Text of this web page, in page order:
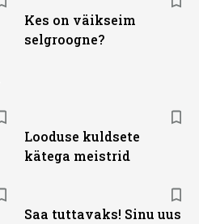
Kes on väikseim
selgroogne?
Looduse kuldsete
kätega meistrid
Saa tuttavaks! Sinu uus